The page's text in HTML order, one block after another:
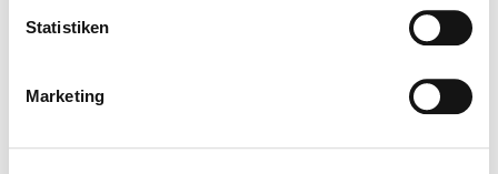
Statistiken
Marketing